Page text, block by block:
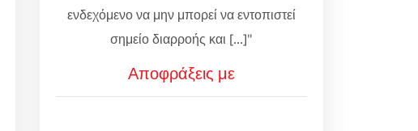
ενδεχόμενο να μην μπορεί να εντοπιστεί
σημείο διαρροής και [...]"
Αποφράξεις με